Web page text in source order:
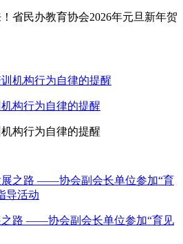
省民办教育协会2026年元旦新年贺
构行为自律的提醒
构行为自律的提醒
之路 ——协会副会长单位参加“育见